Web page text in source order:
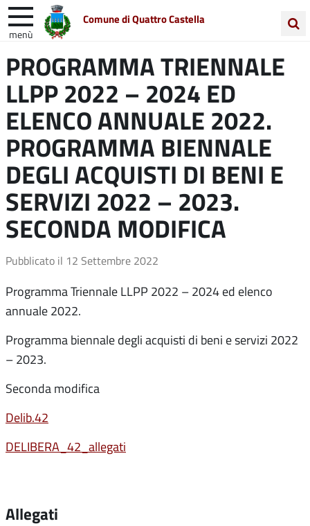
Comune di Quattro Castella
menù
nel
sito
Entra in Comune Vivi Quattro Castella
Unione Colline Matildiche
PROGRAMMA TRIENNALE
LLPP 2022 – 2024 ED
ELENCO ANNUALE 2022.
PROGRAMMA BIENNALE
DEGLI ACQUISTI DI BENI E
SERVIZI 2022 – 2023.
SECONDA MODIFICA
Pubblicato il 12 Settembre 2022
Programma Triennale LLPP 2022 – 2024 ed elenco
annuale 2022.
Programma biennale degli acquisti di beni e servizi 2022
– 2023.
Seconda modifica
Delib.42
DELIBERA_42_allegati
Allegati